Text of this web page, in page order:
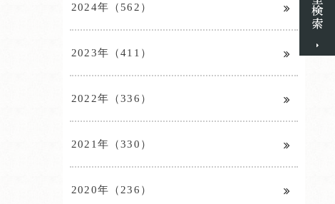
2024年（562）
2023年（411）
2022年（336）
2021年（330）
2020年（236）